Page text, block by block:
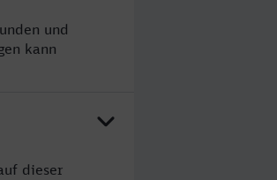
und
kann
dieser